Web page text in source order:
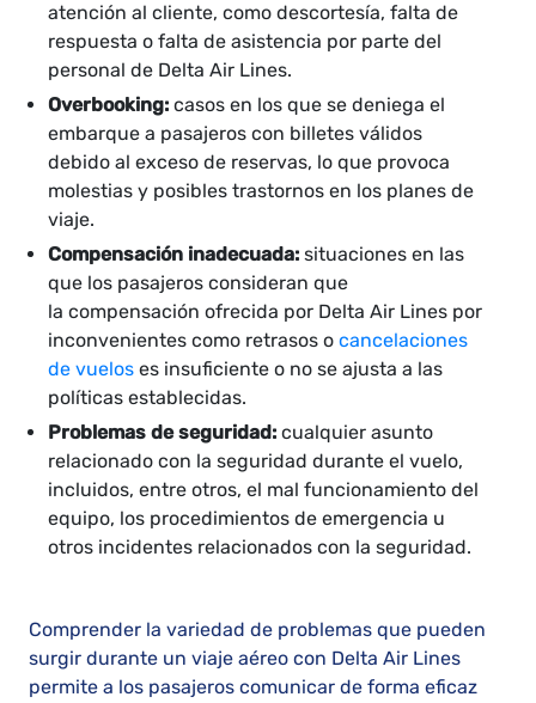
atención al cliente, como descortesía, falta de
respuesta o falta de asistencia por parte del
personal de Delta Air Lines.
Overbooking: casos en los que se deniega el
embarque a pasajeros con billetes válidos
debido al exceso de reservas, lo que provoca
molestias y posibles trastornos en los planes de
viaje.
Compensación inadecuada: situaciones en las
que los pasajeros consideran que
la compensación ofrecida por Delta Air Lines por
inconvenientes como retrasos o cancelaciones
de vuelos es insuficiente o no se ajusta a las
políticas establecidas.
Problemas de seguridad: cualquier asunto
relacionado con la seguridad durante el vuelo,
incluidos, entre otros, el mal funcionamiento del
equipo, los procedimientos de emergencia u
otros incidentes relacionados con la seguridad.
Comprender la variedad de problemas que pueden
surgir durante un viaje aéreo con Delta Air Lines
permite a los pasajeros comunicar de forma eficaz